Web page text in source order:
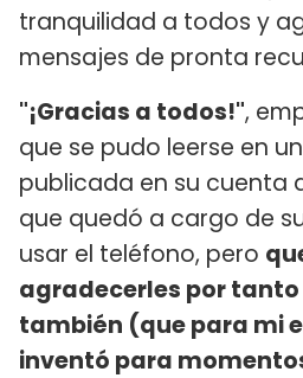
tranquilidad a todos y
mensajes de pronta
"¡Gracias a todos!",
que se pudo leerse en
publicada en su cuenta
que quedó a cargo de
usar el teléfono, pero
agradecerles por tanto
también (que para mi
inventó para